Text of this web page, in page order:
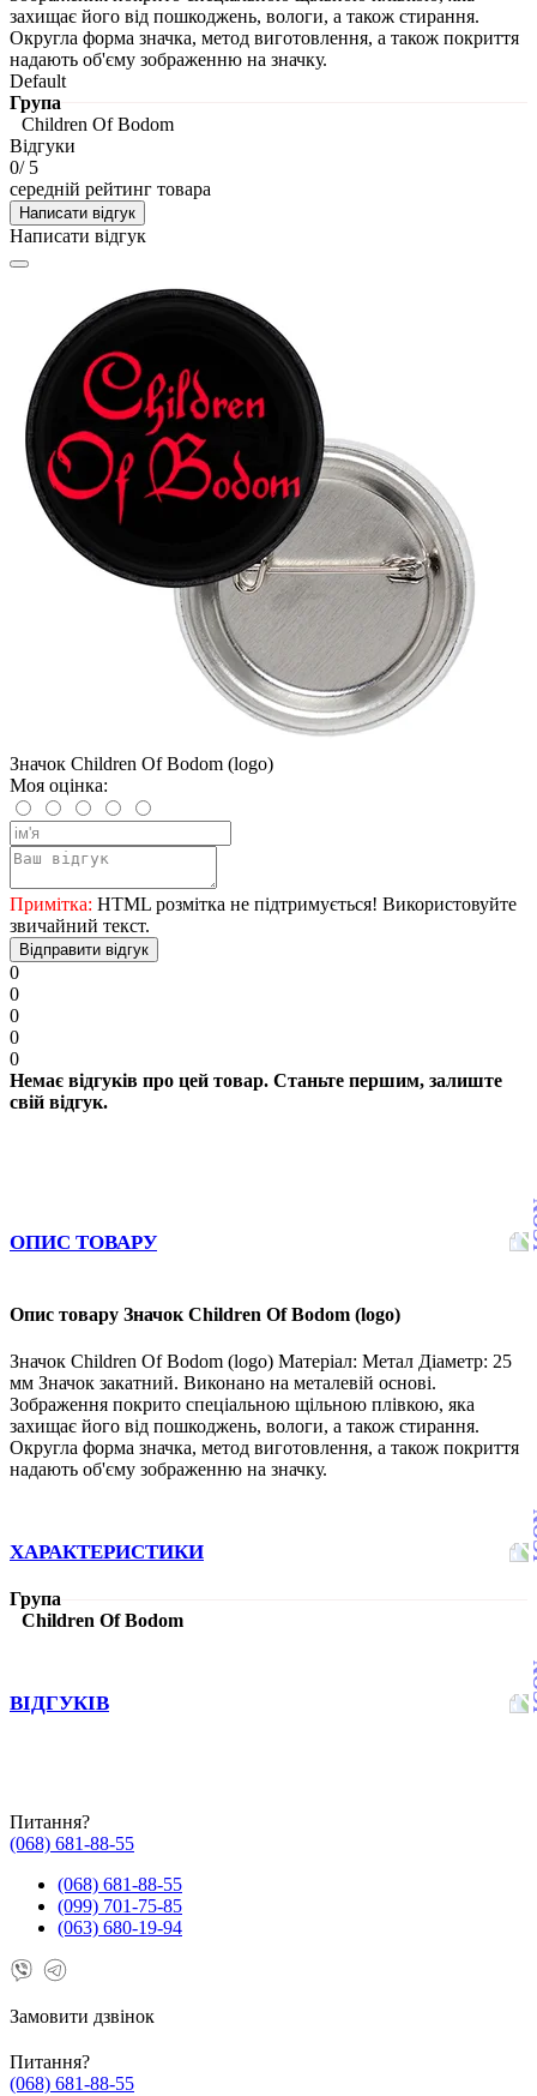
захищає його від пошкоджень, вологи, а також стирання.
Округла форма значка, метод виготовлення, а також покриття
надають об'єму зображенню на значку.
Default
Група
Children Of Bodom
Відгуки
0/ 5
середній рейтинг товара
Написати відгук
Написати відгук
Значок Children Of Bodom (logo)
Моя оцінка:
Примітка: HTML розмітка не підтримується! Використовуйте
звичайний текст.
Відправити відгук
0
0
0
0
0
Немає відгуків про цей товар. Станьте першим, залиште
свій відгук.
ОПИС ТОВАРУ
Опис товару Значок Children Of Bodom (logo)
Значок Children Of Bodom (logo) Матеріал: Метал Діаметр: 25
мм Значок закатний. Виконано на металевій основі.
Зображення покрито спеціальною щільною плівкою, яка
захищає його від пошкоджень, вологи, а також стирання.
Округла форма значка, метод виготовлення, а також покриття
надають об'єму зображенню на значку.
ХАРАКТЕРИСТИКИ
Група
Children Of Bodom
ВІДГУКІВ
Питання?
(068) 681-88-55
(068) 681-88-55
(099) 701-75-85
(063) 680-19-94
Замовити дзвінок
Питання?
(068) 681-88-55